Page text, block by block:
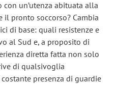
un’utenza abituata alla
il pronto soccorso? Cambia
di base: quali resistenze e
al Sud e, a proposito di
diretta fatta non solo
di qualsivoglia
presenza di guardie